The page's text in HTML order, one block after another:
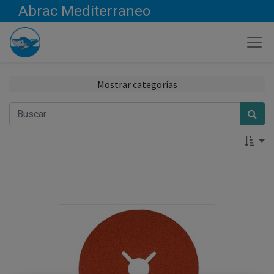
Abrac Mediterraneo
Mostrar categorías